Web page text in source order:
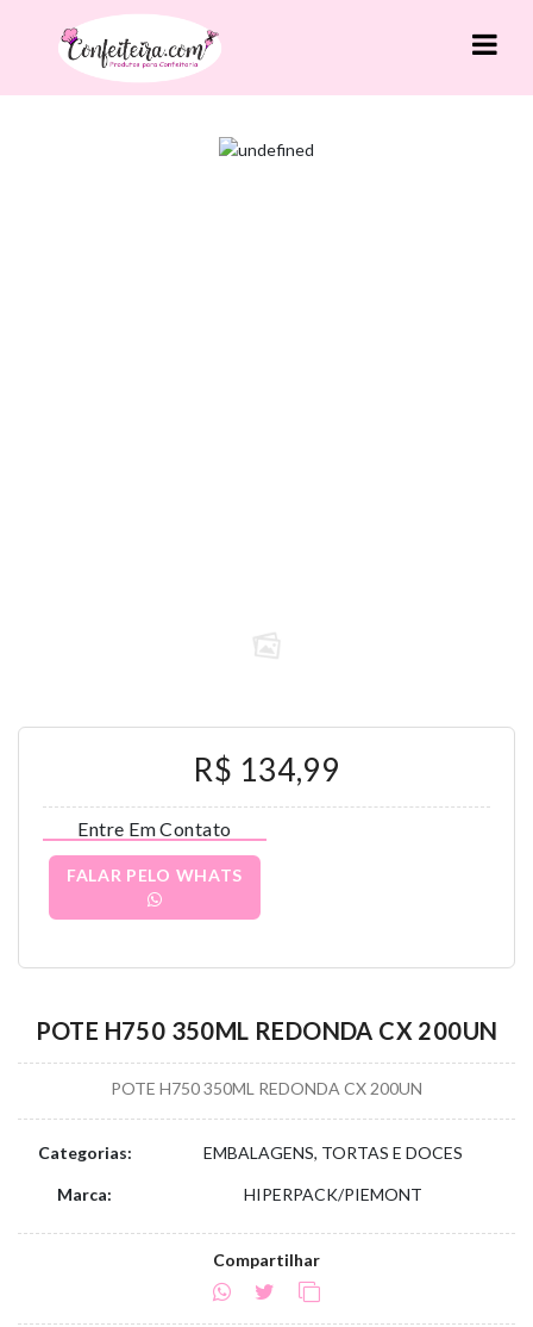
R$ 134,99
Entre Em Contato
FALAR PELO WHATS
POTE H750 350ML REDONDA CX 200UN
POTE H750 350ML REDONDA CX 200UN
Categorias: EMBALAGENS, TORTAS E DOCES
Marca: HIPERPACK/PIEMONT
Compartilhar